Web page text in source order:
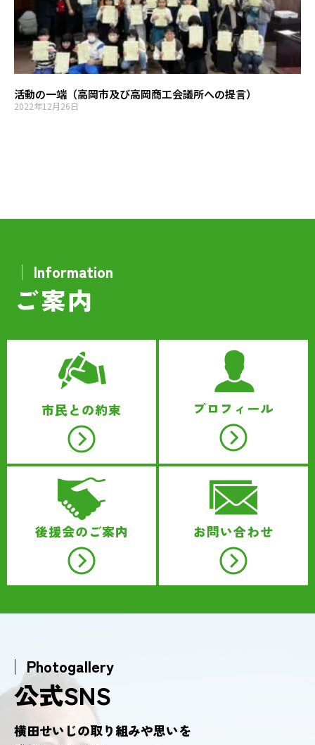
活動の一端（高岡市及び高岡商工会議所への提言）
2022年12月26日
│ Information
ご案内
市民との約束 プロフィール
後援会のご案内 お問い合わせ
│ Photogallery
公式SNS
横田せいじの取り組みや思いを